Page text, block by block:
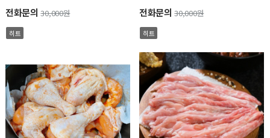
전화문의30,000원
히트
전화문의30,000원
히트